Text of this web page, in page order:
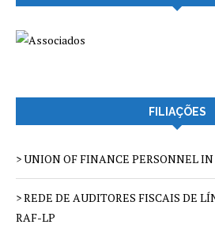
FILIAÇÕES
> UNION OF FINANCE PERSONNEL IN
> REDE DE AUDITORES FISCAIS DE
RAF-LP